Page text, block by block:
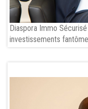
Diaspora Immo
investissements